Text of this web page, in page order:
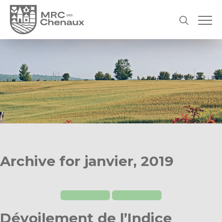
Archive for janvier, 2019
Dévoilement de l’Indice